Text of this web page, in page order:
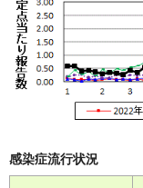
感染症流行状況